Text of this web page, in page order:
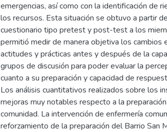
emergencias, así como con la identificación de
los recursos. Esta situación se obtuvo a partir
cuestionario tipo pretest y post-test a los
permitió medir de manera objetiva los cambios
actitudes y prácticas antes y después de la
grupos de discusión para poder evaluar la
cuanto a su preparación y capacidad de
Los análisis cuantitativos realizados sobre los
mejoras muy notables respecto a la
comunidad. La intervención de enfermería
reforzamiento de la preparación del Barrio San